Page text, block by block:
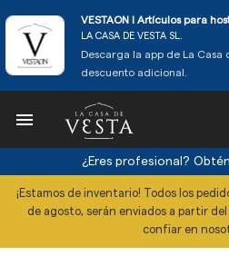
VESTAON l Artículos para
LA CASA DE VESTA SL.
Descarga la app de La Casa
descuento adicional.

¿Eres profesional?
¡Estamos de inventario! Todos los
de agosto, serán enviados a partir del
confiar en